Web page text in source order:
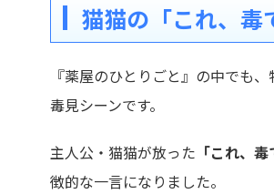
猫猫の「これ、毒
『薬屋のひとりごと』の中でも
毒見シーンです。
主人公・猫猫が放った 「これ、毒
徴的な一言になりました。